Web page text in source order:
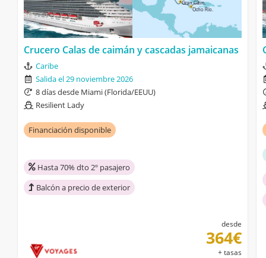
Crucero Calas de caimán y cascadas jamaicanas
Caribe
Salida el 29 noviembre 2026
8 días desde Miami (Florida/EEUU)
Resilient Lady
Financiación disponible
Hasta 70% dto 2º pasajero
Balcón a precio de exterior
desde
364€
+ tasas